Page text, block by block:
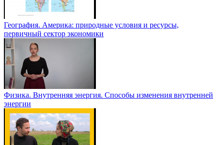
География. Америка: природные условия и ресурсы,
первичный сектор экономики
Физика. Внутренняя энергия. Способы изменения внутренней
энергии